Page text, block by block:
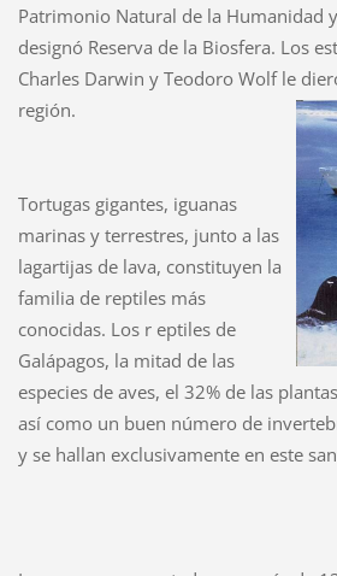
Patrimonio Natural de la Humanidad
designó Reserva de la Biosfera. Los
Charles Darwin y Teodoro Wolf le
región.
Tortugas gigantes, iguanas
marinas y terrestres, junto a las
lagartijas de lava, constituyen la
familia de reptiles más
conocidas. Los r eptiles de
Galápagos, la mitad de las
especies de aves, el 32% de las
así como un buen número de
y se hallan exclusivamente en este